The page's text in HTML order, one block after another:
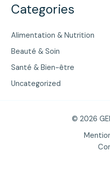
Categories
Alimentation & Nutrition
Beauté & Soin
Santé & Bien-être
Uncategorized
© 2026